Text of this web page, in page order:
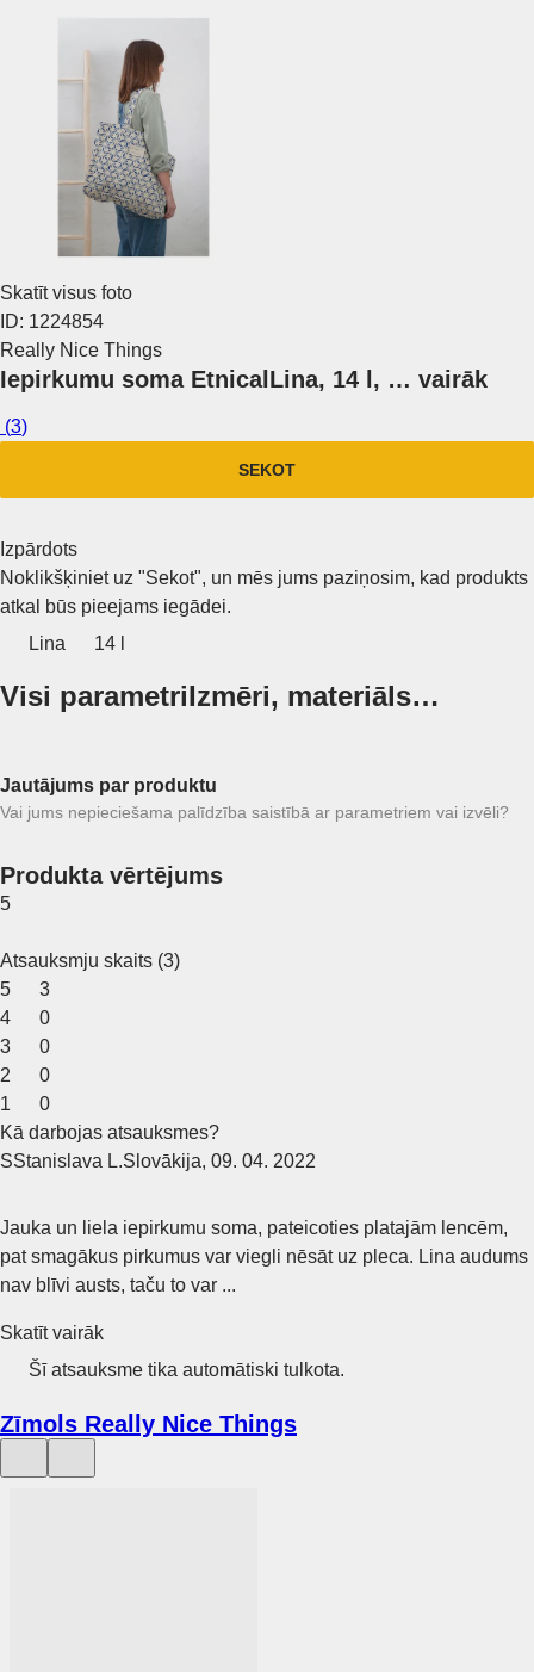
Skatīt visus foto
ID: 1224854
Really Nice Things
Iepirkumu soma Etnical Lina, 14 l , … vairāk
(3)
SEKOT
Izpārdots
Noklikšķiniet uz "Sekot", un mēs jums paziņosim, kad produkts
atkal būs pieejams iegādei.
Lina
14 l
Visi parametriIzmēri, materiāls…
Jautājums par produktu
Vai jums nepieciešama palīdzība saistībā ar parametriem vai izvēli?
Produkta vērtējums
5
Atsauksmju skaits (3)
5
3
4
0
3
0
2
0
1
0
Kā darbojas atsauksmes?
SStanislava L.Slovākija, 09. 04. 2022
Jauka un liela iepirkumu soma, pateicoties platajām lencēm,
pat smagākus pirkumus var viegli nēsāt uz pleca. Lina audums
nav blīvi austs, taču to var ...
Skatīt vairāk
Šī atsauksme tika automātiski tulkota.
Zīmols Really Nice Things